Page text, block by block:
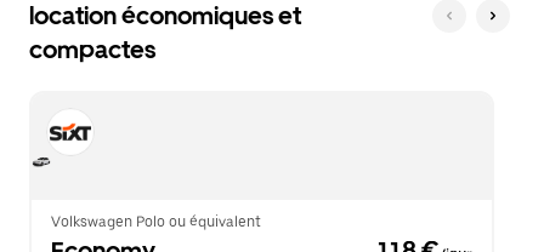
location économiques et
compactes
Volkswagen Polo ou équivalent